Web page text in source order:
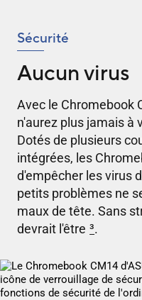
Sécurité
Aucun virus
Avec le Chromebook
n'aurez plus jamais à
Dotés de plusieurs
intégrées, les
d'empêcher les virus
petits problèmes ne
maux de tête. Sans
devrait l'être 3.